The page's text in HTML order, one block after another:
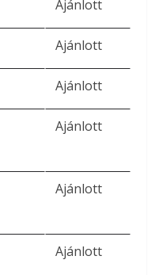
Ajánlott
Ajánlott
Ajánlott
Ajánlott
Ajánlott
Ajánlott